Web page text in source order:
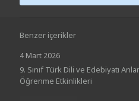
Benzer içerikler
4 Mart 2026
9. Sınıf Türk Dili ve Edebiyatı
Öğrenme Etkinlikleri